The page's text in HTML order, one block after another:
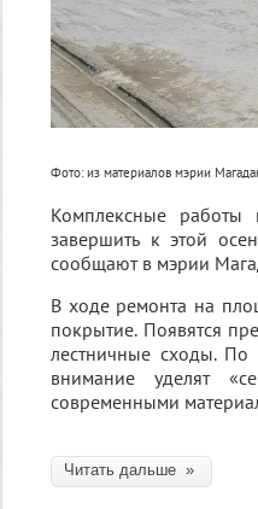
Фото: из материалов мэрии
Комплексные работы
завершить к этой
сообщают в мэрии
В ходе ремонта на
покрытие. Появятся
лестничные сходы. По
внимание уделят
современными
Читать дальше »